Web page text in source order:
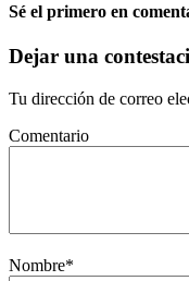
Sé el primero en
Dejar una
Tu dirección de correo
Comentario
Nombre*